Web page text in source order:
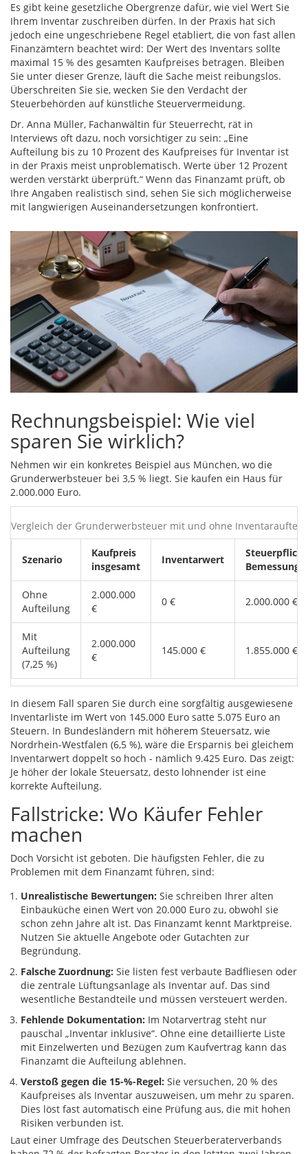
Es gibt keine gesetzliche Obergrenze dafür, wie viel Wert Sie
Ihrem Inventar zuschreiben dürfen. In der Praxis hat sich
jedoch eine ungeschriebene Regel etabliert, die von fast allen
Finanzämtern beachtet wird: Der Wert des Inventars sollte
maximal 15 % des gesamten Kaufpreises betragen. Bleiben
Sie unter dieser Grenze, läuft die Sache meist reibungslos.
Überschreiten Sie sie, wecken Sie den Verdacht der
Steuerbehörden auf künstliche Steuervermeidung.
Dr. Anna Müller, Fachanwältin für Steuerrecht, rät in
Interviews oft dazu, noch vorsichtiger zu sein: „Eine
Aufteilung bis zu 10 Prozent des Kaufpreises für Inventar ist
in der Praxis meist unproblematisch. Werte über 12 Prozent
werden verstärkt überprüft.“ Wenn das Finanzamt prüft, ob
Ihre Angaben realistisch sind, sehen Sie sich möglicherweise
mit langwierigen Auseinandersetzungen konfrontiert.
Rechnungsbeispiel: Wie viel
sparen Sie wirklich?
Nehmen wir ein konkretes Beispiel aus München, wo die
Grunderwerbsteuer bei 3,5 % liegt. Sie kaufen ein Haus für
2.000.000 Euro.
Vergleich der Grunderwerbsteuer mit und ohne
Szenario
Kaufpreis
insgesamt
Inventarwert
Ohne
Aufteilung
2.000.000
€
0 € 2.000.000 €
Mit
Aufteilung
(7,25 %)
2.000.000
€
145.000 € 1.855.000 €
In diesem Fall sparen Sie durch eine sorgfältig ausgewiesene
Inventarliste im Wert von 145.000 Euro satte 5.075 Euro an
Steuern. In Bundesländern mit höherem Steuersatz, wie
Nordrhein-Westfalen (6,5 %), wäre die Ersparnis bei gleichem
Inventarwert doppelt so hoch - nämlich 9.425 Euro. Das zeigt:
Je höher der lokale Steuersatz, desto lohnender ist eine
korrekte Aufteilung.
Fallstricke: Wo Käufer Fehler
machen
Doch Vorsicht ist geboten. Die häufigsten Fehler, die zu
Problemen mit dem Finanzamt führen, sind:
Unrealistische Bewertungen: Sie schreiben Ihrer alten
Einbauküche einen Wert von 20.000 Euro zu, obwohl sie
schon zehn Jahre alt ist. Das Finanzamt kennt Marktpreise.
Nutzen Sie aktuelle Angebote oder Gutachten zur
Begründung.
Falsche Zuordnung: Sie listen fest verbaute Badfliesen oder
die zentrale Lüftungsanlage als Inventar auf. Das sind
wesentliche Bestandteile und müssen versteuert werden.
Fehlende Dokumentation: Im Notarvertrag steht nur
pauschal „Inventar inklusive“. Ohne eine detaillierte Liste
mit Einzelwerten und Bezügen zum Kaufvertrag kann das
Finanzamt die Aufteilung ablehnen.
Verstoß gegen die 15-%-Regel: Sie versuchen, 20 % des
Kaufpreises als Inventar auszuweisen, um mehr zu sparen.
Dies löst fast automatisch eine Prüfung aus, die mit hohen
Risiken verbunden ist.
Laut einer Umfrage des Deutschen Steuerberaterverbands